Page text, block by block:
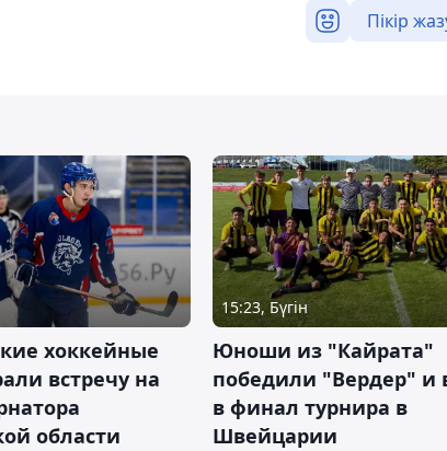
Пікір
хоккейные
встречу на
области
15:23, Бүгін
Юноши из "Кайрата"
победили "Вердер"
в финал турнира в
Швейцарии